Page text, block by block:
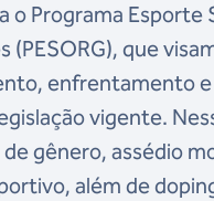
o Programa Esporte
(PESORG), que
enfrentamento
vigente.
gênero, assédio
além de